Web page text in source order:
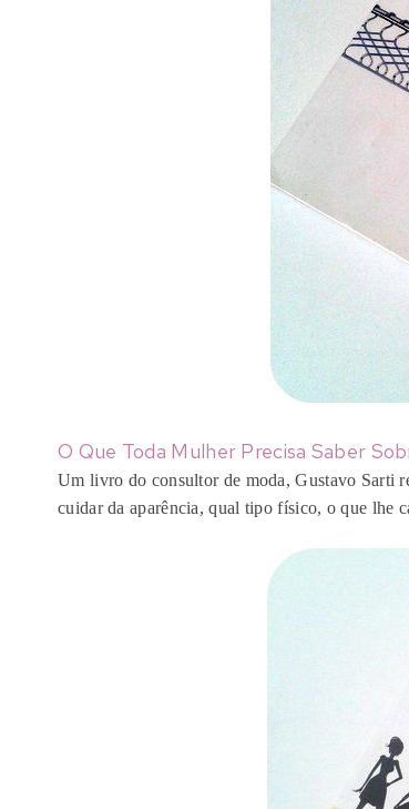
O Que Toda Mulher Precisa Saber
Um livro do consultor de moda, Gustavo Sarti
cuidar da aparência, qual tipo físico, o que lhe